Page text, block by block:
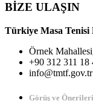
BİZE ULAŞIN
Türkiye Masa Tenisi
Örnek
+90 312 311 18
info@tmtf.gov.tr
Görüş ve